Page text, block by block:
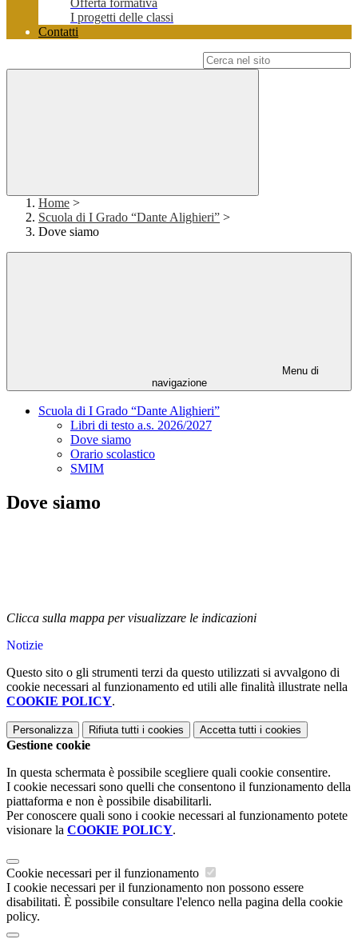
Offerta formativa
I progetti delle classi
Contatti
Home >
Scuola di I Grado “Dante Alighieri” >
Dove siamo
Menu di
navigazione
Scuola di I Grado “Dante Alighieri”
Libri di testo a.s. 2026/2027
Dove siamo
Orario scolastico
SMIM
Dove siamo
Clicca sulla mappa per visualizzare le indicazioni
Notizie
Questo sito o gli strumenti terzi da questo utilizzati si avvalgono di
cookie necessari al funzionamento ed utili alle finalità illustrate nella
COOKIE POLICY.
Personalizza Rifiuta tutti i cookies Accetta tutti i cookies
Gestione cookie
In questa schermata è possibile scegliere quali cookie consentire.
I cookie necessari sono quelli che consentono il funzionamento della
piattaforma e non è possibile disabilitarli.
Per conoscere quali sono i cookie necessari al funzionamento potete
visionare la COOKIE POLICY.
Cookie necessari per il funzionamento
I cookie necessari per il funzionamento non possono essere
disabilitati. È possibile consultare l'elenco nella pagina della cookie
policy.